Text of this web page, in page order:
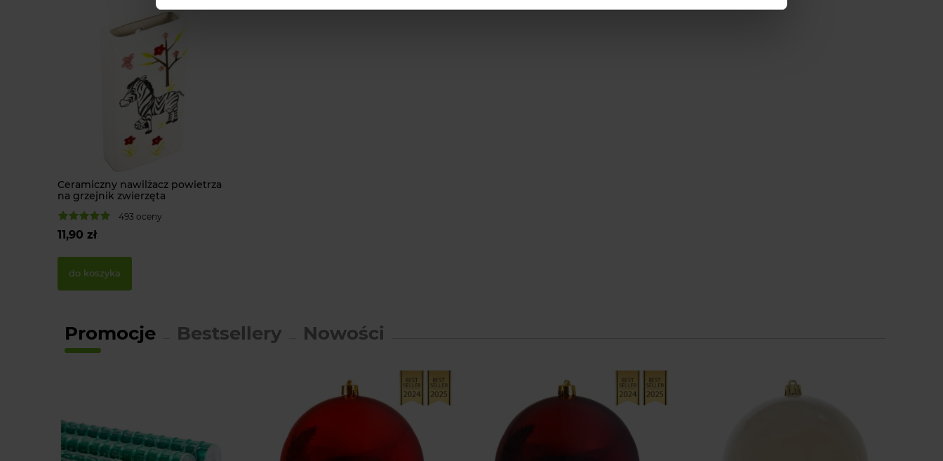
Ceramiczny nawilżacz powietrza
na grzejnik zwierzęta
493 oceny
11,90 zł
do koszyka
Promocje Nowości
Bestsellery